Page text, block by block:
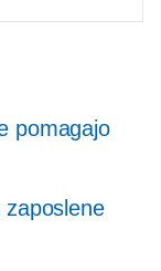
pomagajo